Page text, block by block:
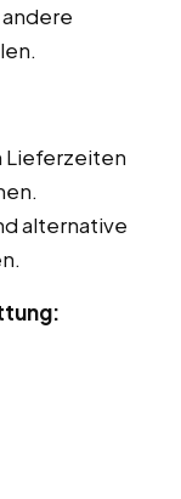
Lieferzeiten
alternative